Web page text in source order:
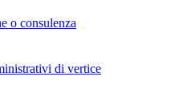
o consulenza
di vertice